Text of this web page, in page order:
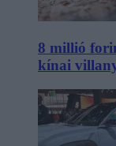
8 millió
kínai